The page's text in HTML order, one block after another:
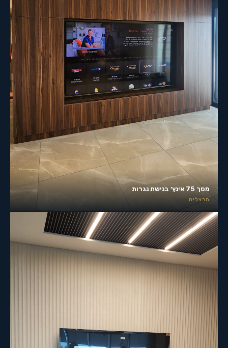
מסך 75 אינץ׳ בנישת נגרות
הרצליה